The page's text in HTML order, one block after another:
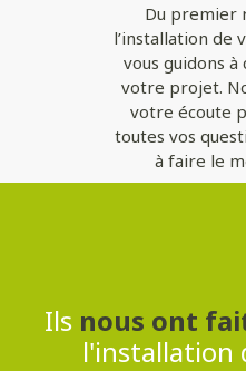
Du premier
l’installation de
vous guidons
votre projet.
votre écoute
toutes vos
à faire le
Ils nous ont
l'installation